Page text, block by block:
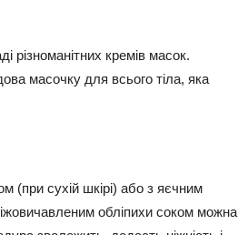
різноманітних кремів масок.
масочку для всього тіла, яка
(при сухій шкірі) або з яєчним
обліпихи соком можна